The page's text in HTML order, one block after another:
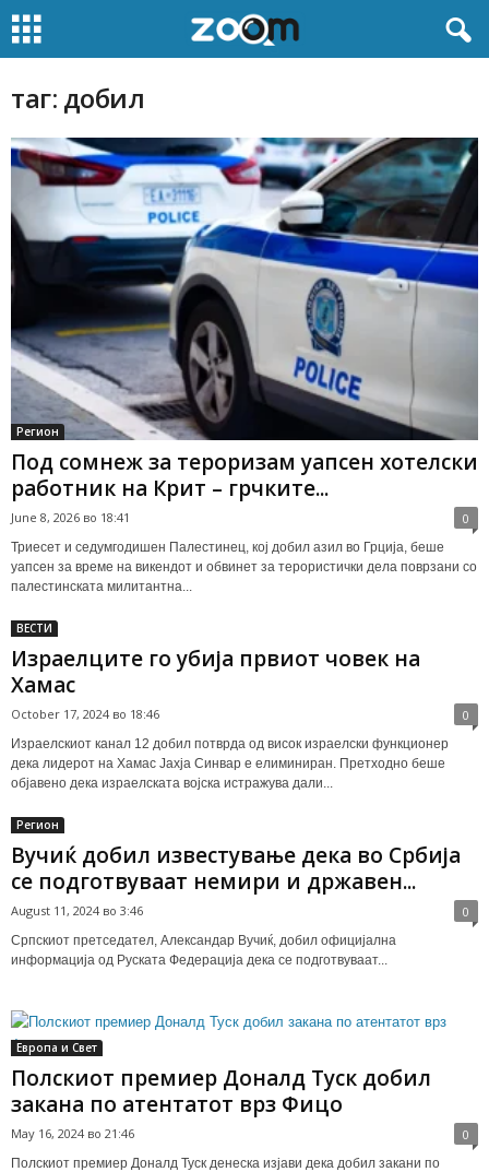
таг: добил
Регион
Под сомнеж за тероризам уапсен хотелски
работник на Крит – грчките...
June 8, 2026 во 18:41 0
Триесет и седумгодишен Палестинец, кој добил азил во Грција, беше
уапсен за време на викендот и обвинет за терористички дела поврзани со
палестинската милитантна...
ВЕСТИ
Израелците го убија првиот човек на
Хамас
October 17, 2024 во 18:46 0
Израелскиот канал 12 добил потврда од висок израелски функционер
дека лидерот на Хамас Јахја Синвар е елиминиран. Претходно беше
објавено дека израелската војска истражува дали...
Регион
Вучиќ добил известување дека во Србија
се подготвуваaт немири и државен...
August 11, 2024 во 3:46 0
Српскиот претседател, Александар Вучиќ, добил официјална
информација од Руската Федерација дека се подготвуваат...
Европа и Свет
Полскиот премиер Доналд Туск добил
закана по атентатот врз Фицо
May 16, 2024 во 21:46 0
Полскиот премиер Доналд Туск денеска изјави дека добил закани по